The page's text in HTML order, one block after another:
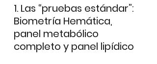
1. Las “pruebas estándar”:
Biometría Hemática,
panel metabólico
completo y panel lipídico